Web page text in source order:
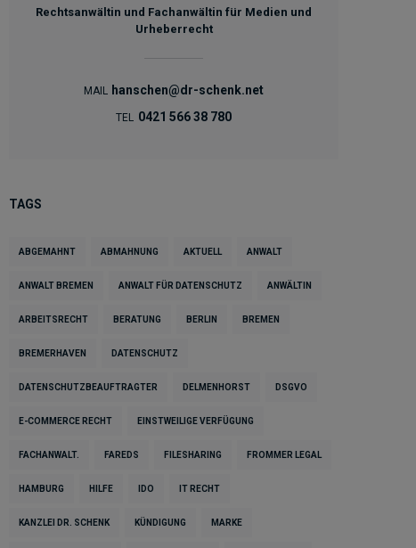
Rechtsanwältin und Fachanwältin für Medien und
Urheberrecht
MAIL hanschen@dr-schenk.net
TEL 0421 566 38 780
TAGS
ABGEMAHNT ABMAHNUNG AKTUELL ANWALT
ANWALT BREMEN ANWALT FÜR DATENSCHUTZ ANWÄLTIN
ARBEITSRECHT BERATUNG BERLIN BREMEN
BREMERHAVEN DATENSCHUTZ
DATENSCHUTZBEAUFTRAGTER DELMENHORST DSGVO
E-COMMERCE RECHT EINSTWEILIGE VERFÜGUNG
FACHANWALT. FAREDS FILESHARING FROMMER LEGAL
HAMBURG HILFE IDO IT RECHT
KANZLEI DR. SCHENK KÜNDIGUNG MARKE